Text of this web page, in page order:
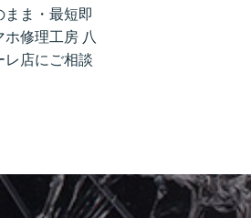
まま・最短即
ホ修理工房 八
レ店にご相談